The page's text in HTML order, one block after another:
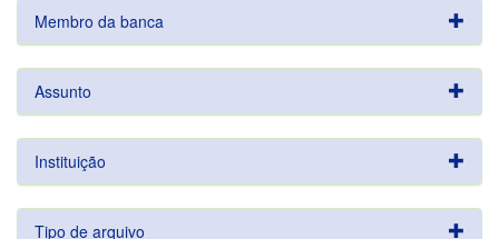
Membro da banca
Assunto
Instituição
Tipo de arquivo